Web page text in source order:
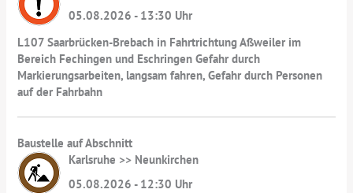
05.08.2026 - 13:30 Uhr
L107 Saarbrücken-Brebach in Fahrtrichtung Aßweiler im
Bereich Fechingen und Eschringen Gefahr durch
Markierungsarbeiten, langsam fahren, Gefahr durch Personen
auf der Fahrbahn
Baustelle auf Abschnitt
Karlsruhe >> Neunkirchen
05.08.2026 - 12:30 Uhr